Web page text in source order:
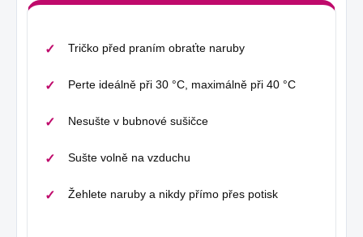
Tričko před praním obraťte naruby
Perte ideálně při 30 °C, maximálně při 40 °C
Nesušte v bubnové sušičce
Sušte volně na vzduchu
Žehlete naruby a nikdy přímo přes potisk